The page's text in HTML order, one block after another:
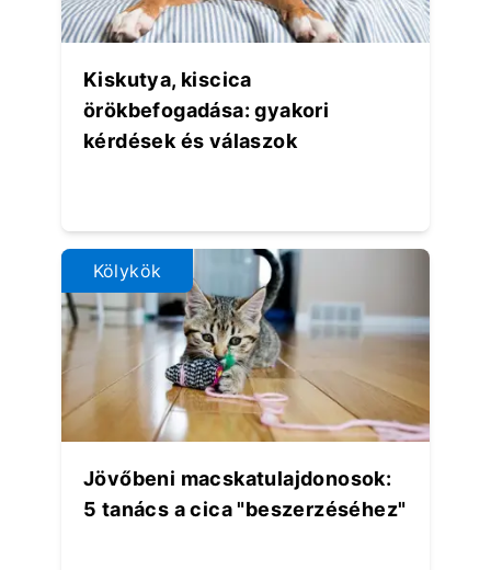
Kiskutya, kiscica
örökbefogadása: gyakori
kérdések és válaszok
Kölykök
Jövőbeni macskatulajdonosok:
5 tanács a cica "beszerzéséhez"